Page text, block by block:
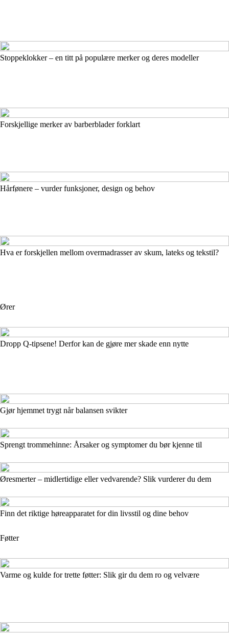
Stoppeklokker – en titt på populære merker og deres modeller
Forskjellige merker av barberblader forklart
Hårfønere – vurder funksjoner, design og behov
Hva er forskjellen mellom overmadrasser av skum, lateks og tekstil?
Ører
Dropp Q-tipsene! Derfor kan de gjøre mer skade enn nytte
Gjør hjemmet trygt når balansen svikter
Sprengt trommehinne: Årsaker og symptomer du bør kjenne til
Øresmerter – midlertidige eller vedvarende? Slik vurderer du dem
Finn det riktige høreapparatet for din livsstil og dine behov
Føtter
Varme og kulde for trette føtter: Slik gir du dem ro og velvære